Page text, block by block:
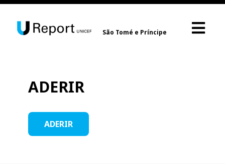
São Tomé e Príncipe
ADERIR
ADERIR